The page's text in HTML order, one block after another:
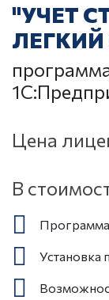
"УЧЕТ
ЛЕГКИЙ
Цена
В
Установка